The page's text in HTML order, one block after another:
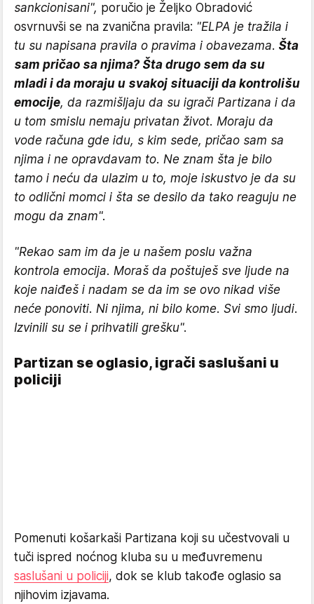
sankcionisani", poručio je Željko Obradović
osvrnuvši se na zvanična pravila: "ELPA je tražila i
tu su napisana pravila o pravima i obavezama. Šta
sam pričao sa njima? Šta drugo sem da su
mladi i da moraju u svakoj situaciji da kontrolišu
emocije, da razmišljaju da su igrači Partizana i da
u tom smislu nemaju privatan život. Moraju da
vode računa gde idu, s kim sede, pričao sam sa
njima i ne opravdavam to. Ne znam šta je bilo
tamo i neću da ulazim u to, moje iskustvo je da su
to odlični momci i šta se desilo da tako reaguju ne
mogu da znam".
"Rekao sam im da je u našem poslu važna
kontrola emocija. Moraš da poštuješ sve ljude na
koje naiđeš i nadam se da im se ovo nikad više
neće ponoviti. Ni njima, ni bilo kome. Svi smo ljudi.
Izvinili su se i prihvatili grešku".
Partizan se oglasio, igrači saslušani u
policiji
Pomenuti košarkaši Partizana koji su učestvovali u
tuči ispred noćnog kluba su u međuvremenu
saslušani u policiji, dok se klub takođe oglasio sa
njihovim izjavama.